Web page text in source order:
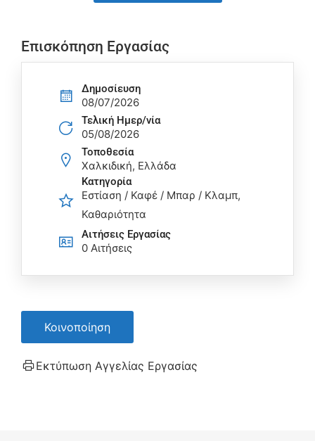
Επισκόπηση Εργασίας
Δημοσίευση
08/07/2026
Τελική Ημερ/νία
05/08/2026
Τοποθεσία
Χαλκιδική, Ελλάδα
Κατηγορία
Εστίαση / Καφέ / Μπαρ / Κλαμπ
Καθαριότητα
Αιτήσεις Eργασίας
0 Αιτήσεις
Κοινοποίηση
Εκτύπωση Αγγελίας Εργασίας